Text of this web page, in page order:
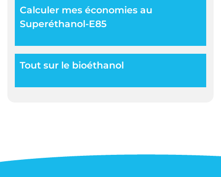
Calculer mes économies au
Superéthanol-E85
Tout sur le bioéthanol